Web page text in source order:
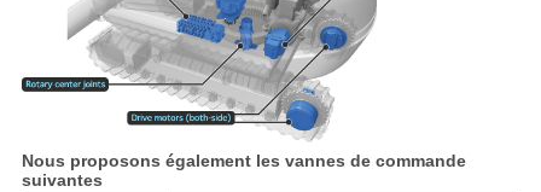
Nous proposons également les vannes de commande
suivantes